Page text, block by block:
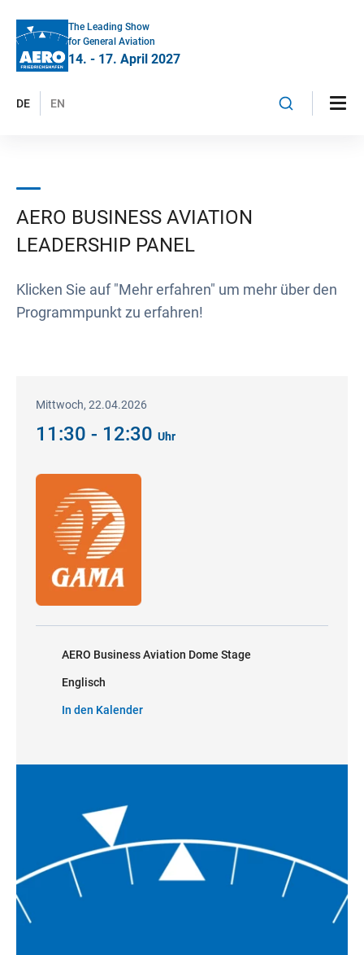
The Leading Show
for General Aviation
14. - 17. April 2027
DE EN
AERO BUSINESS AVIATION
LEADERSHIP PANEL
Klicken Sie auf "Mehr erfahren" um mehr über den
Programmpunkt zu erfahren!
Mittwoch, 22.04.2026
11:30 - 12:30 Uhr
AERO Business Aviation Dome Stage
Englisch
In den Kalender